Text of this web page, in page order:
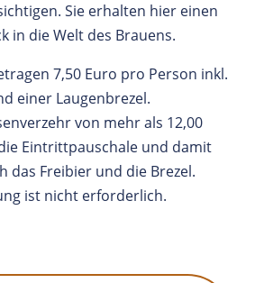
Sie erhalten hier einen
in die Welt des Brauens.
7,50 Euro pro Person inkl.
einer Laugenbrezel.
von mehr als 12,00
Eintrittpauschale und damit
das Freibier und die Brezel.
ist nicht erforderlich.